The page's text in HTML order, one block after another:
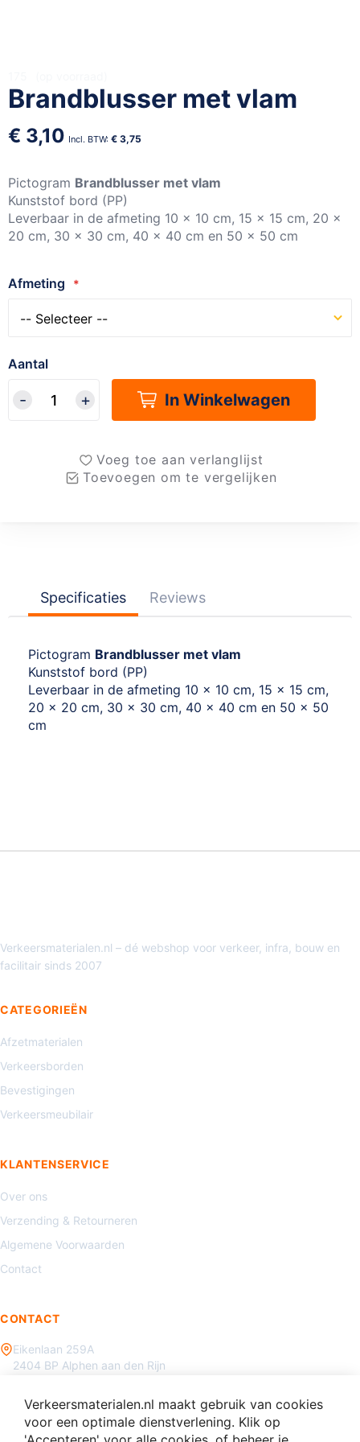
Brandblusser met vlam
€ 3,10 € 3,75
Pictogram Brandblusser met vlam
Kunststof bord (PP)
Leverbaar in de afmeting 10 x 10 cm, 15 x 15 cm, 20 x
20 cm, 30 x 30 cm, 40 x 40 cm en 50 x 50 cm
Afmeting
Aantal
In Winkelwagen
Voeg toe aan verlanglijst
Toevoegen om te vergelijken
naar
het
begin
van
afbeeldingen-
gallerij
Specificaties Reviews
Pictogram Brandblusser met vlam
Kunststof bord (PP)
Leverbaar in de afmeting 10 x 10 cm, 15 x 15 cm,
20 x 20 cm, 30 x 30 cm, 40 x 40 cm en 50 x 50
cm
Verkeersmaterialen.nl – dé webshop voor verkeer, infra, bouw en
facilitair sinds 2007
CATEGORIEËN
Afzetmaterialen
Verkeersborden
Bevestigingen
Verkeersmeubilair
KLANTENSERVICE
Over ons
Verzending & Retourneren
Algemene Voorwaarden
Contact
CONTACT
Eikenlaan 259A
2404 BP Alphen aan den Rijn
info@verkeersmaterialen.nl
Verkeersmaterialen.nl maakt gebruik van cookies
voor een optimale dienstverlening. Klik op